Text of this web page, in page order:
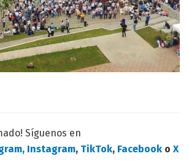
Síguenos en
Instagram, TikTok, Facebook o X